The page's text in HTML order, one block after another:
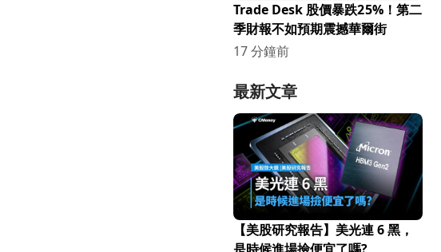
Trade Desk 股價暴跌25%！第二
季財報不如預期震撼華爾街
17 分鐘前
最新文章
【美股研究報告】美光連 6 黑，
是時候進場撿便宜了嗎?